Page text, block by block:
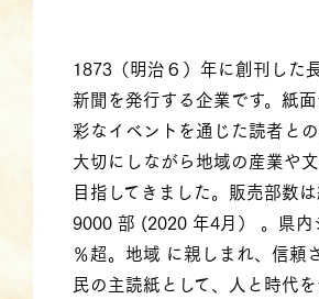
1873（明治６）年に創刊した
新聞を発行する企業です。紙
彩なイベントを通じた読者と
大切にしながら地域の産業や
目指してきました。販売部数
9000 部 (2020 年4月） 。県内
％超。地域 に親しまれ、信頼
民の主読紙として、人と時代